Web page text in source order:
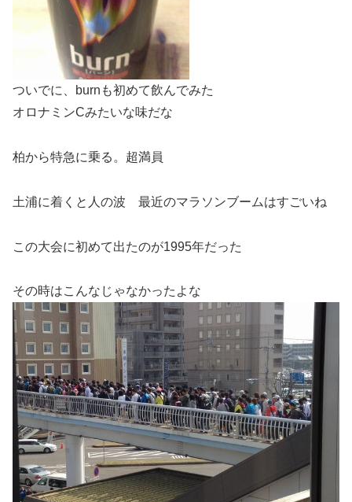
ついでに、burnも初めて飲んでみた
オロナミンCみたいな味だな
柏から特急に乗る。超満員
土浦に着くと人の波 最近のマラソンブームはすごいね
この大会に初めて出たのが1995年だった
その時はこんなじゃなかったよな